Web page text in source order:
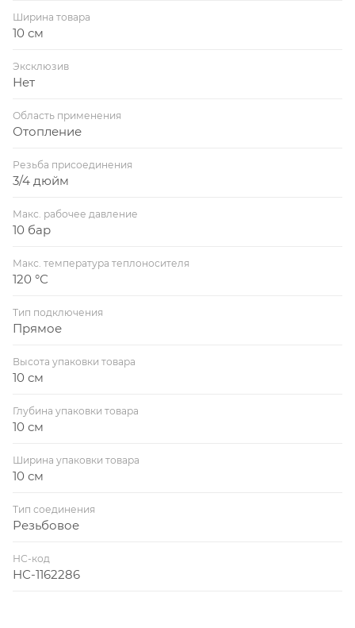
Ширина товара
10 см
Эксклюзив
Нет
Область применения
Отопление
Резьба присоединения
3/4 дюйм
Макс. рабочее давление
10 бар
Макс. температура теплоносителя
120 °С
Тип подключения
Прямое
Высота упаковки товара
10 см
Глубина упаковки товара
10 см
Ширина упаковки товара
10 см
Тип соединения
Резьбовое
НС-код
НС-1162286